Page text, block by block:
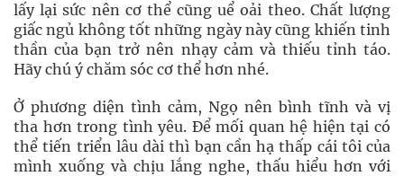
lấy lại sức nên cơ thể cũng uể oải theo. Chất lượng
giấc ngủ không tốt những ngày này cũng khiến tinh
thần của bạn trở nên nhạy cảm và thiếu tỉnh táo.
Hãy chú ý chăm sóc cơ thể hơn nhé.
Ở phương diện tình cảm, Ngọ nên bình tĩnh và vị
tha hơn trong tình yêu. Để mối quan hệ hiện tại có
thể tiến triển lâu dài thì bạn cần hạ thấp cái tôi của
mình xuống và chịu lắng nghe, thấu hiểu hơn với